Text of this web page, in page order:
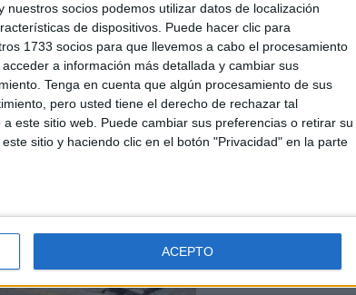
nuestros socios podemos utilizar datos de localización
de dispositivos. Puede hacer clic para
1733 socios para que llevemos a cabo el procesamiento
a información más detallada y cambiar sus
Tenga en cuenta que algún procesamiento de sus
pero usted tiene el derecho de rechazar tal
este sitio web. Puede cambiar sus preferencias o retirar su
sitio y haciendo clic en el botón "Privacidad" en la parte
ACEPTO